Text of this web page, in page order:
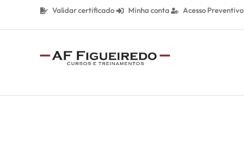
Validar certificado Minha conta Acesso Preventivo